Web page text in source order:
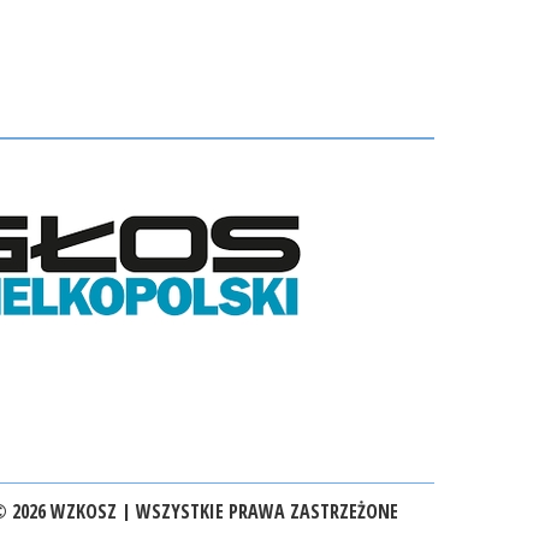
WZKOSZ | WSZYSTKIE PRAWA ZASTRZEŻONE